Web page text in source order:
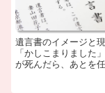
遺言書のイメージと
「かしこまりました
が死んだら、あとを